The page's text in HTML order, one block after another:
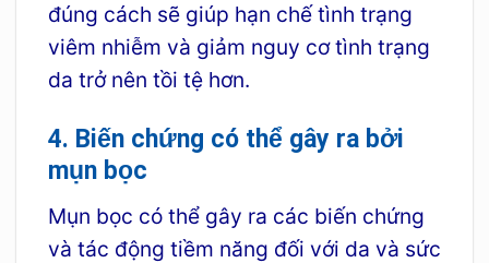
đúng cách sẽ giúp hạn chế tình trạng
viêm nhiễm và giảm nguy cơ tình trạng
da trở nên tồi tệ hơn.
4. Biến chứng có thể gây ra bởi
mụn bọc
Mụn bọc có thể gây ra các biến chứng
và tác động tiềm năng đối với da và sức